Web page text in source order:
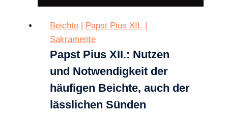
Beichte| Papst Pius XII. |
Sakramente
Papst Pius XII.: Nutzen
und Notwendigkeit der
häufigen Beichte, auch der
lässlichen Sünden